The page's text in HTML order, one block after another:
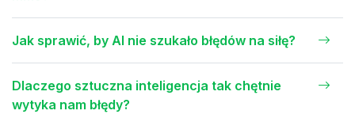
Jak sprawić, by AI nie szukało błędów na siłę?
Dlaczego sztuczna inteligencja tak chętnie
wytyka nam błędy?